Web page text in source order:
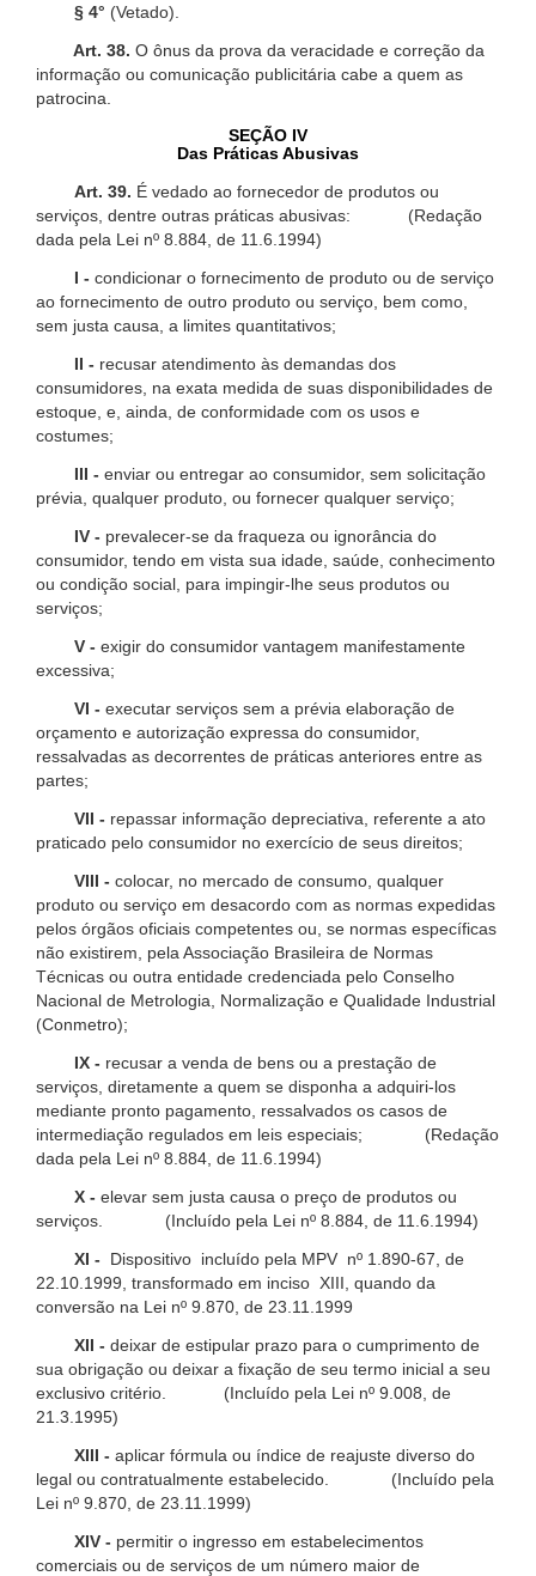
§ 4° (Vetado).
Art. 38. O ônus da prova da veracidade e correção da
informação ou comunicação publicitária cabe a quem as
patrocina.
SEÇÃO IV
Das Práticas Abusivas
Art. 39. É vedado ao fornecedor de produtos ou
serviços, dentre outras práticas abusivas: (Redação
dada pela Lei nº 8.884, de 11.6.1994)
I - condicionar o fornecimento de produto ou de serviço
ao fornecimento de outro produto ou serviço, bem como,
sem justa causa, a limites quantitativos;
II - recusar atendimento às demandas dos
consumidores, na exata medida de suas disponibilidades de
estoque, e, ainda, de conformidade com os usos e
costumes;
III - enviar ou entregar ao consumidor, sem solicitação
prévia, qualquer produto, ou fornecer qualquer serviço;
IV - prevalecer-se da fraqueza ou ignorância do
consumidor, tendo em vista sua idade, saúde, conhecimento
ou condição social, para impingir-lhe seus produtos ou
serviços;
V - exigir do consumidor vantagem manifestamente
excessiva;
VI - executar serviços sem a prévia elaboração de
orçamento e autorização expressa do consumidor,
ressalvadas as decorrentes de práticas anteriores entre as
partes;
VII - repassar informação depreciativa, referente a ato
praticado pelo consumidor no exercício de seus direitos;
VIII - colocar, no mercado de consumo, qualquer
produto ou serviço em desacordo com as normas expedidas
pelos órgãos oficiais competentes ou, se normas específicas
não existirem, pela Associação Brasileira de Normas
Técnicas ou outra entidade credenciada pelo Conselho
Nacional de Metrologia, Normalização e Qualidade Industrial
(Conmetro);
IX - recusar a venda de bens ou a prestação de
serviços, diretamente a quem se disponha a adquiri-los
mediante pronto pagamento, ressalvados os casos de
intermediação regulados em leis especiais; (Redação
dada pela Lei nº 8.884, de 11.6.1994)
X - elevar sem justa causa o preço de produtos ou
serviços. (Incluído pela Lei nº 8.884, de 11.6.1994)
XI -
Dispositivo incluído pela MPV nº 1.890-67, de
22.10.1999, transformado em inciso XIII, quando da
conversão na Lei nº 9.870, de 23.11.1999
XII - deixar de estipular prazo para o cumprimento de
sua obrigação ou deixar a fixação de seu termo inicial a seu
exclusivo critério. (Incluído pela Lei nº 9.008, de
21.3.1995)
XIII - aplicar fórmula ou índice de reajuste diverso do
legal ou contratualmente estabelecido. (Incluído pela
Lei nº 9.870, de 23.11.1999)
XIV - permitir o ingresso em estabelecimentos
comerciais ou de serviços de um número maior de